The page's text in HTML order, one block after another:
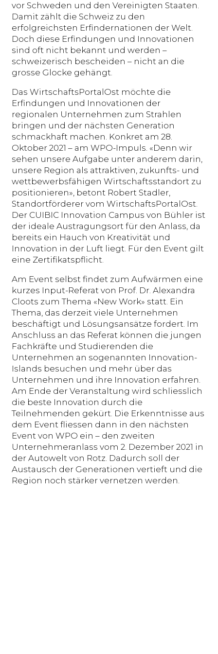
vor Schweden und den Vereinigten Staaten.
Damit zählt die Schweiz zu den
erfolgreichsten Erfindernationen der Welt.
Doch diese Erfindungen und Innovationen
sind oft nicht bekannt und werden –
schweizerisch bescheiden – nicht an die
grosse Glocke gehängt.
Das WirtschaftsPortalOst möchte die
Erfindungen und Innovationen der
regionalen Unternehmen zum Strahlen
bringen und der nächsten Generation
schmackhaft machen. Konkret am 28.
Oktober 2021 – am WPO-Impuls. «Denn wir
sehen unsere Aufgabe unter anderem darin,
unsere Region als attraktiven, zukunfts- und
wettbewerbsfähigen Wirtschaftsstandort zu
positionieren», betont Robert Stadler,
Standortförderer vom WirtschaftsPortalOst.
Der CUIBIC Innovation Campus von Bühler ist
der ideale Austragungsort für den Anlass, da
bereits ein Hauch von Kreativität und
Innovation in der Luft liegt. Für den Event gilt
eine Zertifikatspflicht.
Am Event selbst findet zum Aufwärmen eine
kurzes Input-Referat von Prof. Dr. Alexandra
Cloots zum Thema «New Work» statt. Ein
Thema, das derzeit viele Unternehmen
beschäftigt und Lösungsansätze fordert. Im
Anschluss an das Referat können die jungen
Fachkräfte und Studierenden die
Unternehmen an sogenannten Innovation-
Islands besuchen und mehr über das
Unternehmen und ihre Innovation erfahren.
Am Ende der Veranstaltung wird schliesslich
die beste Innovation durch die
Teilnehmenden gekürt. Die Erkenntnisse aus
dem Event fliessen dann in den nächsten
Event von WPO ein – den zweiten
Unternehmeranlass vom 2. Dezember 2021 in
der Autowelt von Rotz. Dadurch soll der
Austausch der Generationen vertieft und die
Region noch stärker vernetzen werden.